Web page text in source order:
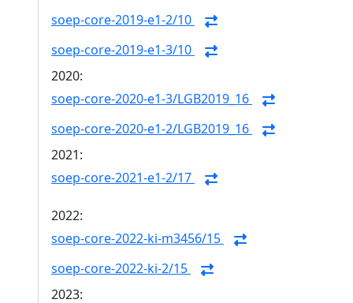
soep-core-2019-e1-2/10
soep-core-2019-e1-3/10
2020:
soep-core-2020-e1-3/LGB2019_16
soep-core-2020-e1-2/LGB2019_16
2021:
soep-core-2021-e1-2/17
2022:
soep-core-2022-ki-m3456/15
soep-core-2022-ki-2/15
2023: